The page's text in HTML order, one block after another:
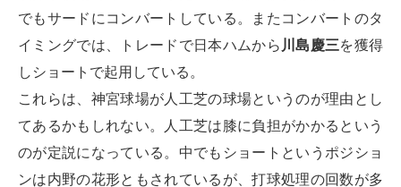
でもサードにコンバートしている。またコンバートのタ
イミングでは、トレードで日本ハムから 川島慶三を獲得
しショートで起用している。
これらは、神宮球場が人工芝の球場というのが理由とし
てあるかもしれない。人工芝は膝に負担がかかるという
のが定説になっている。中でもショートというポジショ
ンは内野の花形ともされているが、打球処理の回数が多